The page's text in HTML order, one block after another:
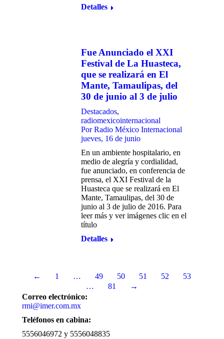
Detalles
Fue Anunciado el XXI
Festival de La Huasteca,
que se realizará en El
Mante, Tamaulipas, del
30 de junio al 3 de julio
Destacados,
radiomexicointernacional
PorRadio México Internacional
jueves, 16 de junio
En un ambiente hospitalario, en
medio de alegría y cordialidad,
fue anunciado, en conferencia de
prensa, el XXI Festival de la
Huasteca que se realizará en El
Mante, Tamaulipas, del 30 de
junio al 3 de julio de 2016. Para
leer más y ver imágenes clic en el
título
Detalles
← 1 … 49 50 51 52
53
…
81
→
Correo electrónico:
rmi@imer.com.mx
Teléfonos en cabina:
5556046972 y 5556048835